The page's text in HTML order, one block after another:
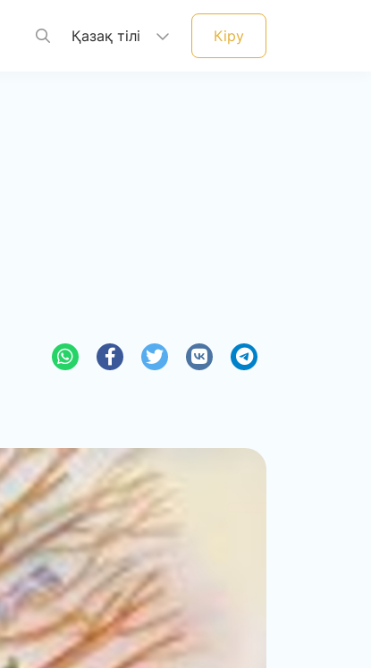
Қазақ тілі Кіру